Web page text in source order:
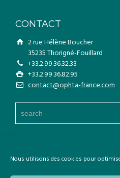
Nous utilisons des cookies pour
CONTACT
2 rue Hélène Boucher
35235 Thorigné-Fouillard
+33.2.99.36.32.33
+33.2.99.36.82.95
contact@ophta-france.com
Copyright © Ophta France. Tout